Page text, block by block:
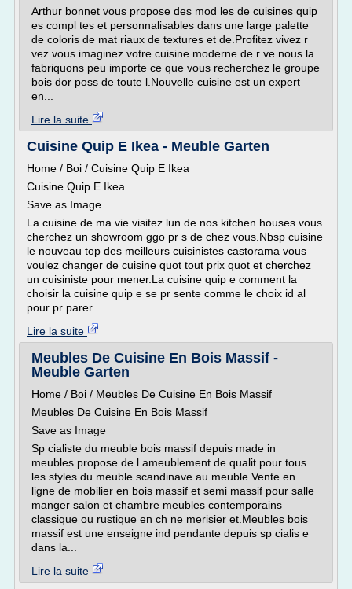
Arthur bonnet vous propose des mod les de cuisines quip
es compl tes et personnalisables dans une large palette
de coloris de mat riaux de textures et de.Profitez vivez r
vez vous imaginez votre cuisine moderne de r ve nous la
fabriquons peu importe ce que vous recherchez le groupe
bois dor poss de toute l.Nouvelle cuisine est un expert
en...
Lire la suite
Cuisine Quip E Ikea - Meuble Garten
Home / Boi / Cuisine Quip E Ikea
Cuisine Quip E Ikea
Save as Image
La cuisine de ma vie visitez lun de nos kitchen houses vous
cherchez un showroom ggo pr s de chez vous.Nbsp cuisine
le nouveau top des meilleurs cuisinistes castorama vous
voulez changer de cuisine quot tout prix quot et cherchez
un cuisiniste pour mener.La cuisine quip e comment la
choisir la cuisine quip e se pr sente comme le choix id al
pour pr parer...
Lire la suite
Meubles De Cuisine En Bois Massif -
Meuble Garten
Home / Boi / Meubles De Cuisine En Bois Massif
Meubles De Cuisine En Bois Massif
Save as Image
Sp cialiste du meuble bois massif depuis made in
meubles propose de l ameublement de qualit pour tous
les styles du meuble scandinave au meuble.Vente en
ligne de mobilier en bois massif et semi massif pour salle
manger salon et chambre meubles contemporains
classique ou rustique en ch ne merisier et.Meubles bois
massif est une enseigne ind pendante depuis sp cialis e
dans la...
Lire la suite